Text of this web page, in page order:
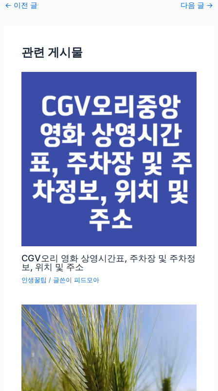
포
← 이전 글 다음 글 →
관련 게시물
CGV오리 영화 상영시간표, 주차장 및 주차정
보, 위치 및 주소
인생꿀팁 / 글쓴이피드모아